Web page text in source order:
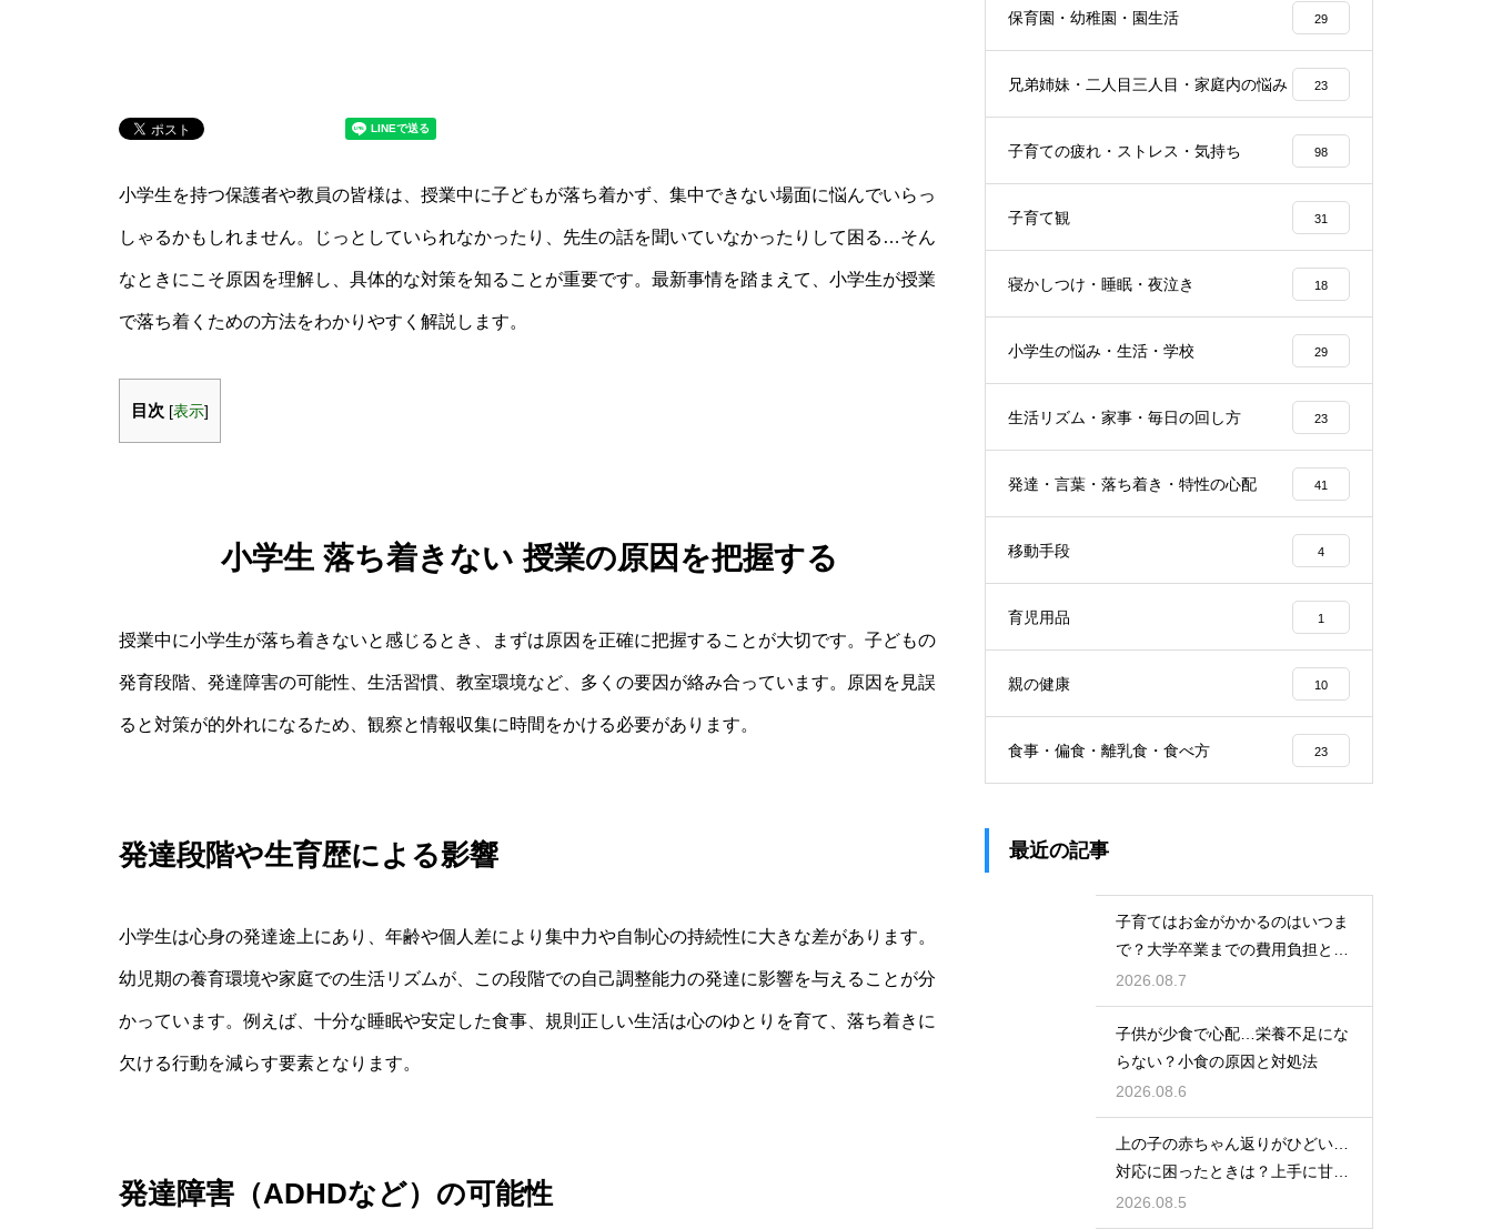
小学生を持つ保護者や教員の皆様は、授業中に子どもが落ち着かず、集中できない場面に悩んでいらっ
しゃるかもしれません。じっとしていられなかったり、先生の話を聞いていなかったりして困る…そん
なときにこそ原因を理解し、具体的な対策を知ることが重要です。最新事情を踏まえて、小学生が授業
で落ち着くための方法をわかりやすく解説します。
目次 [表示]
小学生 落ち着きない 授業の原因を把握する
授業中に小学生が落ち着きないと感じるとき、まずは原因を正確に把握することが大切です。子どもの
発育段階、発達障害の可能性、生活習慣、教室環境など、多くの要因が絡み合っています。原因を見誤
ると対策が的外れになるため、観察と情報収集に時間をかける必要があります。
発達段階や生育歴による影響
小学生は心身の発達途上にあり、年齢や個人差により集中力や自制心の持続性に大きな差があります。
幼児期の養育環境や家庭での生活リズムが、この段階での自己調整能力の発達に影響を与えることが分
かっています。例えば、十分な睡眠や安定した食事、規則正しい生活は心のゆとりを育て、落ち着きに
欠ける行動を減らす要素となります。
発達障害（ADHDなど）の可能性
保育園・幼稚園・園生活 29
兄弟姉妹・二人目三人目・家庭内の悩み 23
子育ての疲れ・ストレス・気持ち 98
子育て観 31
寝かしつけ・睡眠・夜泣き 18
小学生の悩み・生活・学校 29
生活リズム・家事・毎日の回し方 23
発達・言葉・落ち着き・特性の心配 41
移動手段 4
育児用品 1
親の健康 10
食事・偏食・離乳食・食べ方 23
最近の記事
子育てはお金がかかるのはいつま
で？大学卒業までの費用負担とそ
の後の家計の変化
2026.08.7
子供が少食で心配…栄養不足にな
らない？小食の原因と対処法
2026.08.6
上の子の赤ちゃん返りがひどい…
対応に困ったときは？上手に甘え
させつつ成長を促す接し方
2026.08.5